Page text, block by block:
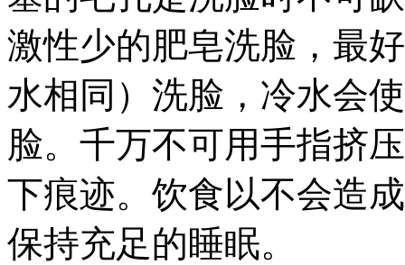
激性少的肥皂洗脸，最
水相同）洗脸，冷水会
脸。千万不可用手指挤
下痕迹。饮食以不会造
保持充足的睡眠。